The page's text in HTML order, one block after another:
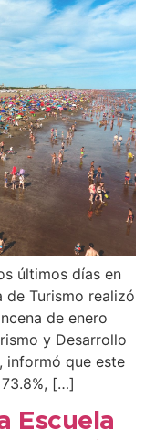
últimos días en
de Turismo realizó
de enero
y Desarrollo
informó que este
[…]
Escuela